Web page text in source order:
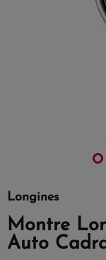
Longines
Montre
Auto